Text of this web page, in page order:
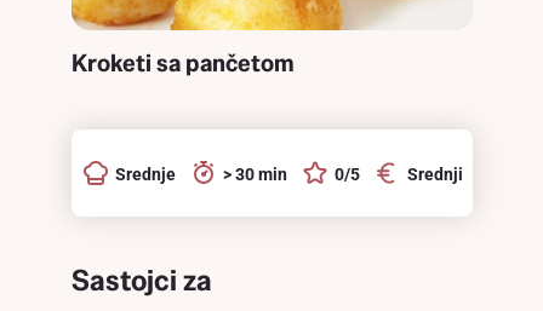
Kroketi sa pančetom
Srednje > 30 min 0/5 Srednji
Sastojci za